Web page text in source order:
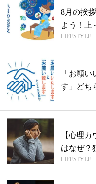
8月の挨
よう！上
LIFESTYLE
「お願
す」どち
【心理
はなぜ？
LIFESTYLE